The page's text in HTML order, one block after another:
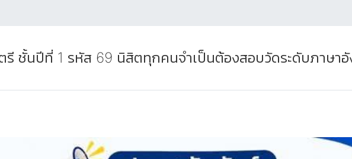
ชั้นปีที่ 1 รหัส 69 นิสิตทุกคนจำเป็นต้องสอบวัดระดับภาษาอั